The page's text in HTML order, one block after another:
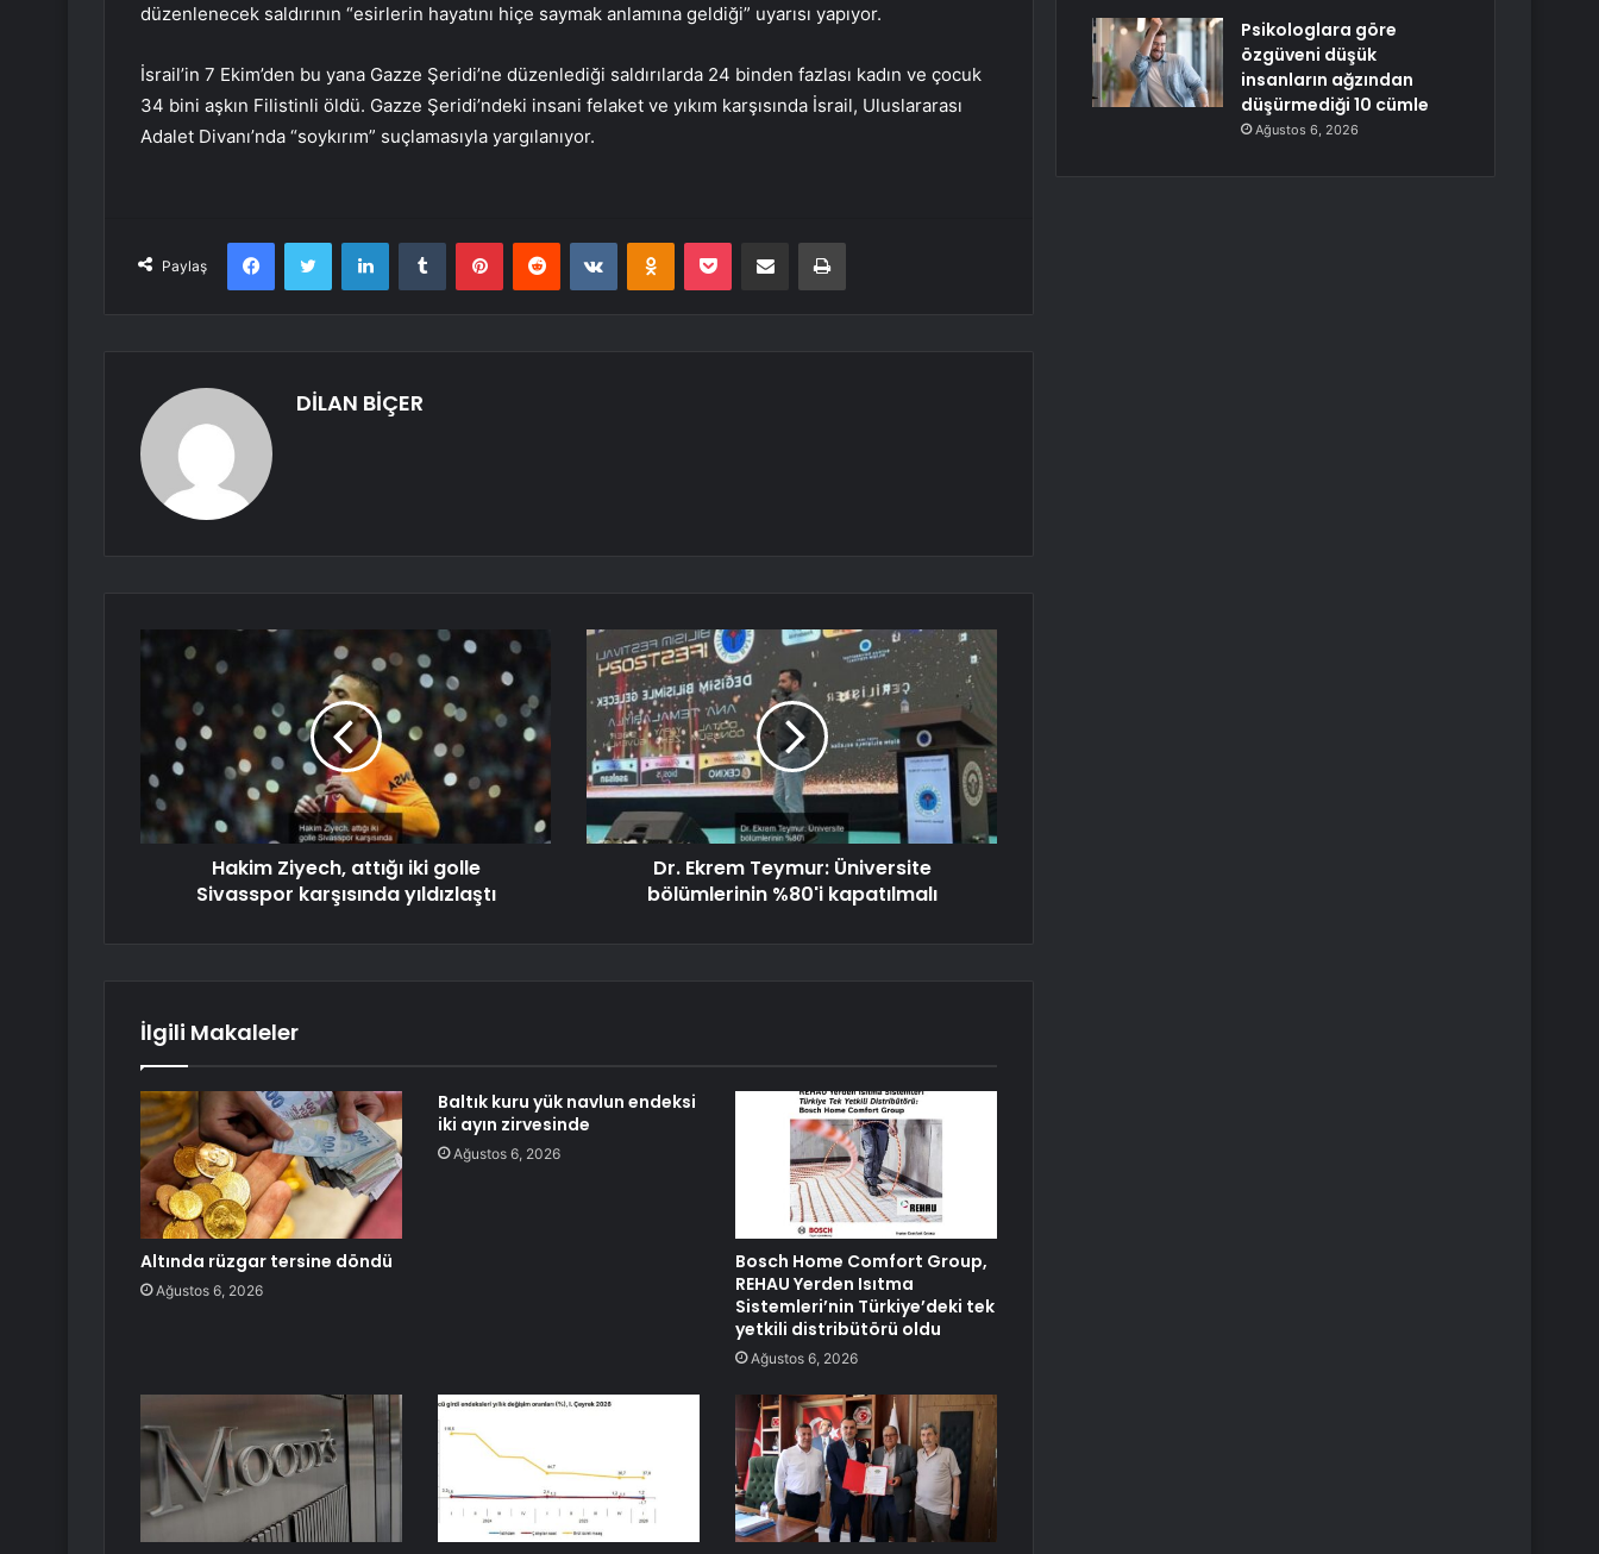
düzenlenecek saldırının “esirlerin hayatını hiçe saymak anlamına geldiği” uyarısı yapıyor.
İsrail’in 7 Ekim’den bu yana Gazze Şeridi’ne düzenlediği saldırılarda 24 binden fazlası kadın ve çocuk
34 bini aşkın Filistinli öldü. Gazze Şeridi’ndeki insani felaket ve yıkım karşısında İsrail, Uluslararası
Adalet Divanı’nda “soykırım” suçlamasıyla yargılanıyor.
Paylaş
FacebookTwitter LinkedInTumblr PinterestReddit VKontakteOdnoklassniki
Pocket E-Posta ile paylaş Yazdır
DİLAN BİÇER
Hakim Ziyech, attığı iki golle
Sivasspor karşısında yıldızlaştı
Dr. Ekrem Teymur: Üniversite
bölümlerinin %80'i kapatılmalı
İlgili Makaleler
Altında rüzgar tersine döndü
Ağustos 6, 2026
Baltık kuru yük navlun endeksi
iki ayın zirvesinde
Ağustos 6, 2026
Bosch Home Comfort Group,
REHAU Yerden Isıtma
Sistemleri’nin Türkiye’deki tek
yetkili distribütörü oldu
Ağustos 6, 2026
Psikologlara göre
özgüveni düşük
insanların ağzından
düşürmediği 10 cümle
Ağustos 6, 2026